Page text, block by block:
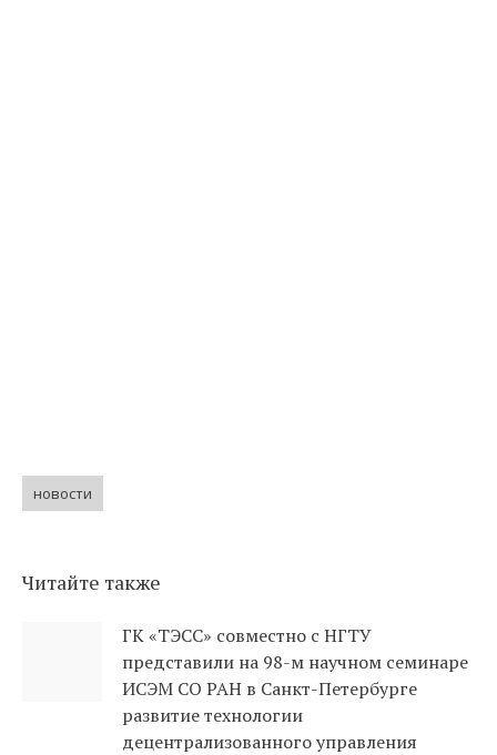
новости
Читайте также
ГК «ТЭСС» совместно с НГТУ
представили на 98-м научном семинаре
ИСЭМ СО РАН в Санкт-Петербурге
развитие технологии
децентрализованного управления